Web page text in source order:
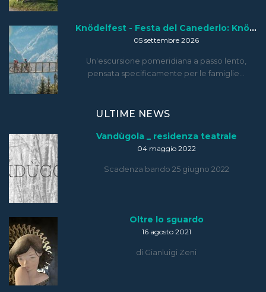
Knödelfest - Festa del Canederlo: Knödelfest Tour
05 settembre 2026
Un'escursione pomeridiana a passo lento,
pensata specificamente per le famiglie…
ULTIME NEWS
Vandùgola _ residenza teatrale
04 maggio 2022
Scadenza bando 25 giugno 2022
Oltre lo sguardo
16 agosto 2021
di Gianluigi Zeni